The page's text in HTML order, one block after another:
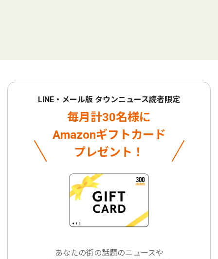
LINE・メール版 タウンニュース読者限定
毎月計30名様に
Amazonギフトカード
プレゼント！
あなたの街の話題のニュースや